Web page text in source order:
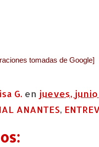
tomadas de Google]
G. en jueves, junio
ANANTES,